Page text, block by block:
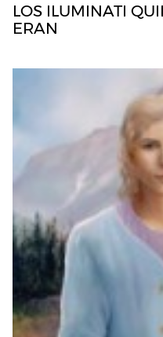
LOS ILUMINATI
ERAN